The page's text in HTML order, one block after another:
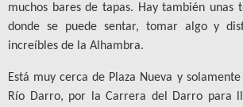
muchos bares de tapas. Hay también unas
donde se puede sentar, tomar algo y
increíbles de la Alhambra.
Está muy cerca de Plaza Nueva y
Río Darro, por la Carrera del Darro para